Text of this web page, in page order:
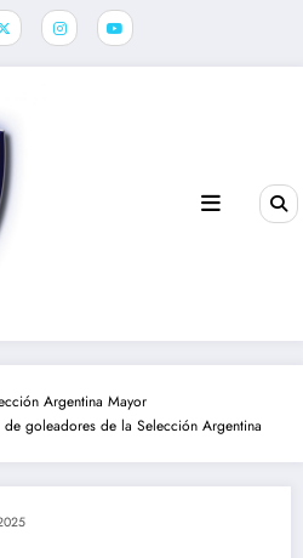
Argentina Mayor
goleadores de la Selección Argentina